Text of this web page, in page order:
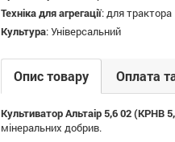
Техніка для агрегації:для трактора
Культура:Універсальний
Опис товару Оплата
КультиваторАльтаір 5,6 02 (КРНВ
мінеральних добрив.